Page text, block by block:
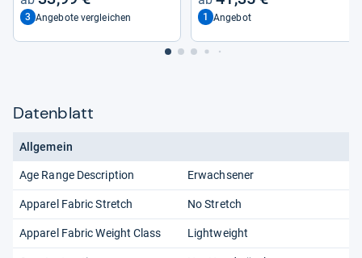
3 Angebote vergleichen 1 Angebot
Datenblatt
Allgemein
Age Range Description Erwachsener
Apparel Fabric Stretch No Stretch
Apparel Fabric Weight Class Lightweight